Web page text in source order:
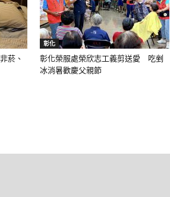
菸、
彰化
彰化榮服處榮欣志工義剪送愛 吃剉
冰消暑歡慶父親節